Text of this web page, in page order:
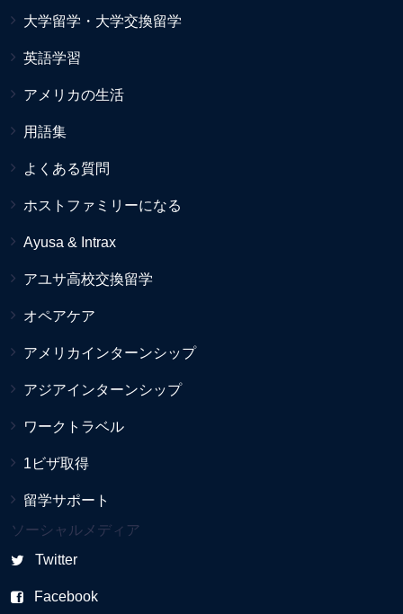
大学留学・大学交換留学
英語学習
アメリカの生活
用語集
よくある質問
ホストファミリーになる
Ayusa & Intrax
アユサ高校交換留学
オペアケア
アメリカインターンシップ
アジアインターンシップ
ワークトラベル
1ビザ取得
留学サポート
ソーシャルメディア
Twitter
Facebook